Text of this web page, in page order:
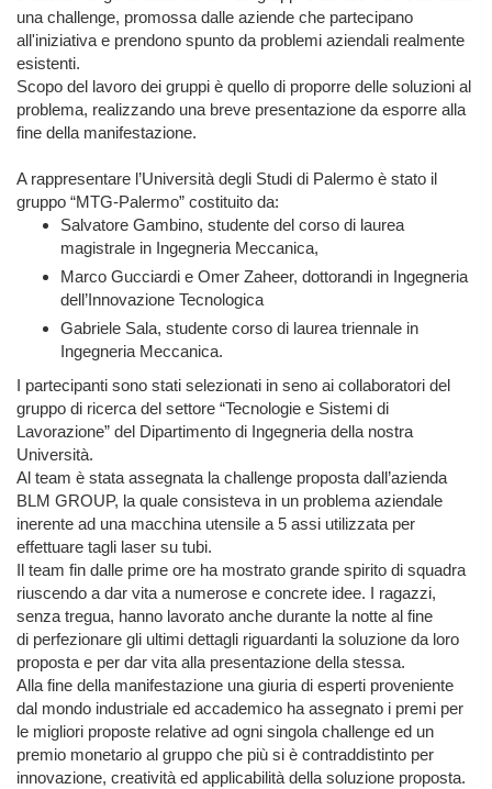
una challenge, promossa dalle aziende che partecipano
all'iniziativa e prendono spunto da problemi aziendali realmente
esistenti.
Scopo del lavoro dei gruppi è quello di proporre delle soluzioni al
problema, realizzando una breve presentazione da esporre alla
fine della manifestazione.
A rappresentare l’Università degli Studi di Palermo è stato il
gruppo “MTG-Palermo” costituito da:
Salvatore Gambino, studente del corso di laurea
magistrale in Ingegneria Meccanica,
Marco Gucciardi e Omer Zaheer, dottorandi in Ingegneria
dell’Innovazione Tecnologica
Gabriele Sala, studente corso di laurea triennale in
Ingegneria Meccanica.
I partecipanti sono stati selezionati in seno ai collaboratori del
gruppo di ricerca del settore “Tecnologie e Sistemi di
Lavorazione” del Dipartimento di Ingegneria della nostra
Università.
Al team è stata assegnata la challenge proposta dall’azienda
BLM GROUP, la quale consisteva in un problema aziendale
inerente ad una macchina utensile a 5 assi utilizzata per
effettuare tagli laser su tubi.
Il team fin dalle prime ore ha mostrato grande spirito di squadra
riuscendo a dar vita a numerose e concrete idee. I ragazzi,
senza tregua, hanno lavorato anche durante la notte al fine
di perfezionare gli ultimi dettagli riguardanti la soluzione da loro
proposta e per dar vita alla presentazione della stessa.
Alla fine della manifestazione una giuria di esperti proveniente
dal mondo industriale ed accademico ha assegnato i premi per
le migliori proposte relative ad ogni singola challenge ed un
premio monetario al gruppo che più si è contraddistinto per
innovazione, creatività ed applicabilità della soluzione proposta.